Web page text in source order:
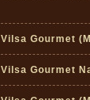
Vilsa Gourmet
Vilsa Gourmet